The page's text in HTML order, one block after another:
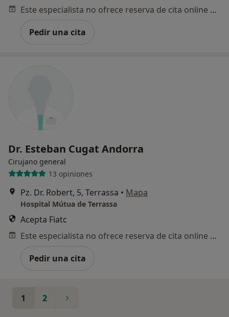
Este especialista no ofrece reserva de cita online en esta dirección.
Pedir una cita
Dr. Esteban Cugat Andorra
Cirujano general
13 opiniones
Pz. Dr. Robert, 5, Terrassa • Mapa
Hospital Mútua de Terrassa
Acepta Fiatc
Este especialista no ofrece reserva de cita online en esta dirección.
Pedir una cita
1 2